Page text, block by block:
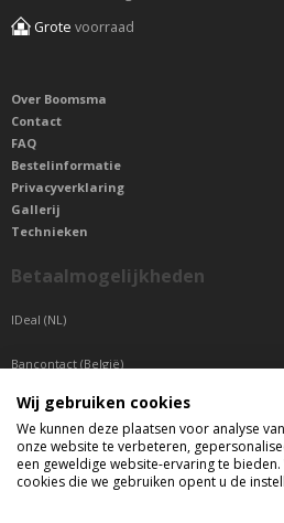
Grote voorraad
Over Boomsma
Contact
FAQ
Bestelinformatie
Privacyverklaring
Gallerij
Technieken
Betaalmogelijkheden
IDeal (NL)
Bancontact (België)
Sepa betaling (Overige landen)
Telefonisch bereikbaar
Wij gebruiken cookies
We kunnen deze plaatsen voor analyse
onze website te verbeteren,
een geweldige website-ervaring te
cookies die we gebruiken opent u de